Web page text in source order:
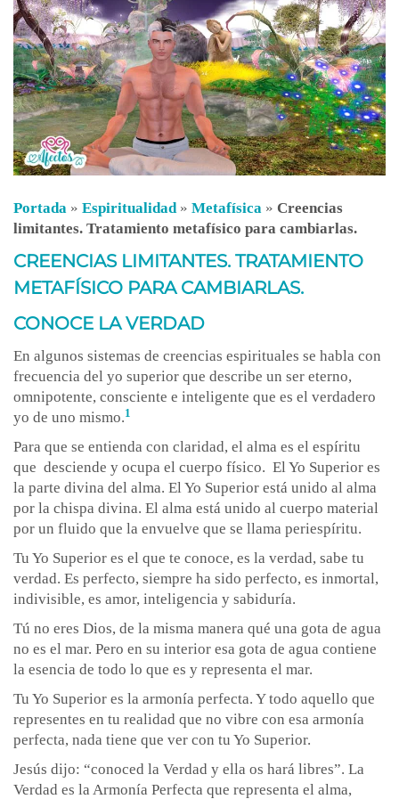
Portada » Espiritualidad» Metafísica » Creencias
limitantes. Tratamiento metafísico para cambiarlas.
CREENCIAS LIMITANTES. TRATAMIENTO
METAFÍSICO PARA CAMBIARLAS.
CONOCE LA VERDAD
En algunos sistemas de creencias espirituales se habla con
frecuencia del yo superior que describe un ser eterno,
omnipotente, consciente e inteligente que es el verdadero
yo de uno mismo.1
Para que se entienda con claridad, el alma es el espíritu
que desciende y ocupa el cuerpo físico. El Yo Superior es
la parte divina del alma. El Yo Superior está unido al alma
por la chispa divina. El alma está unido al cuerpo material
por un fluido que la envuelve que se llama periespíritu.
Tu Yo Superior es el que te conoce, es la verdad, sabe tu
verdad. Es perfecto, siempre ha sido perfecto, es inmortal,
indivisible, es amor, inteligencia y sabiduría.
Tú no eres Dios, de la misma manera qué una gota de agua
no es el mar. Pero en su interior esa gota de agua contiene
la esencia de todo lo que es y representa el mar.
Tu Yo Superior es la armonía perfecta. Y todo aquello que
representes en tu realidad que no vibre con esa armonía
perfecta, nada tiene que ver con tu Yo Superior.
Jesús dijo: “conoced la Verdad y ella os hará libres”. La
Verdad es la Armonía Perfecta que representa el alma,